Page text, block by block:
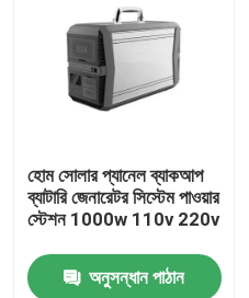
হোম সোলার প্যানেল ব্যাকআপ
ব্যাটারি জেনারেটর সিস্টেম পাওয়ার
স্টেশন 1000w 110v 220v
অনুসন্ধান পাঠান